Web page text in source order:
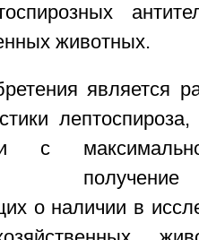
животных.
является
с
о наличии в